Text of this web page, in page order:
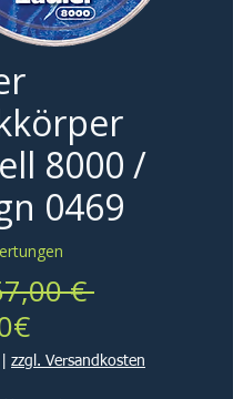
8000 /
0469
€
Sale-
Preis
zzgl. Versandkosten